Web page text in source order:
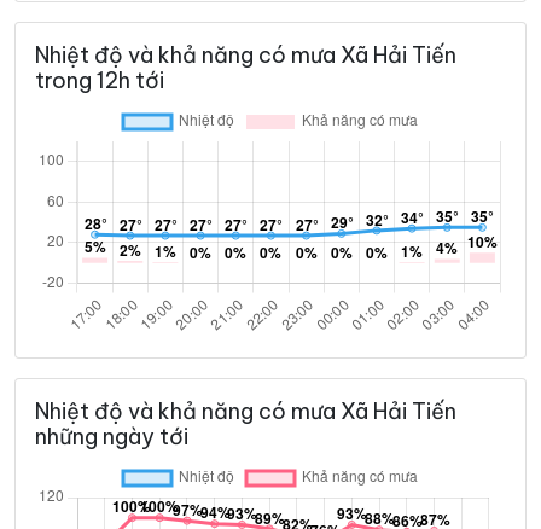
Nhiệt độ và khả năng có mưa Xã Hải Tiến
trong 12h tới
Nhiệt độ và khả năng có mưa Xã Hải Tiến
những ngày tới